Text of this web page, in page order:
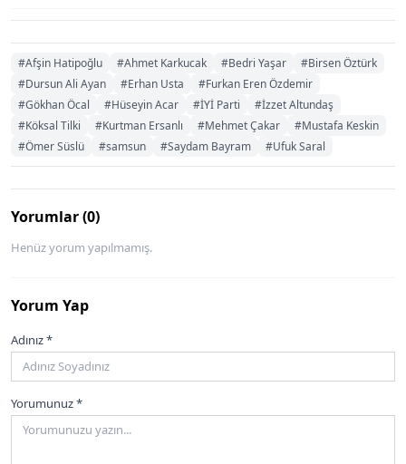
#Afşin Hatipoğlu #Ahmet Karkucak #Bedri Yaşar
#Birsen Öztürk
#Dursun Ali Ayan
#Erhan Usta
#Furkan Eren Özdemir
#Gökhan Öcal
#Hüseyin Acar #İYİ Parti
#İzzet Altundaş
#Köksal Tilki
#Kurtman Ersanlı #Mehmet Çakar
#Mustafa Keskin
#Ömer Süslü
#samsun #Saydam Bayram #Ufuk Saral
Yorumlar (0)
Henüz yorum yapılmamış.
Yorum Yap
Adınız *
Yorumunuz *